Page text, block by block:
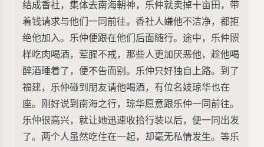
结成香社，集体去南海朝神，乐仲就卖掉十亩田，带
着钱请求与他们一同前往。香社人嫌他不洁净，都拒
绝他加入。乐仲便跟在他们后面随行。途中，乐仲照
样吃肉喝酒，荤腥不戒，那些人更加厌恶他，趁他喝
醉酒睡着了，便不告而别。乐仲只好独自上路。到了
福建，乐仲碰到朋友请他喝酒，有位名妓琼华也在
座。刚好说到南海之行，琼华愿意跟乐仲一同前往。
乐仲很高兴，就让她迅速收拾行装以后，便一同出发
了。两个人虽然吃住在一起，却毫无私情发生。等乐